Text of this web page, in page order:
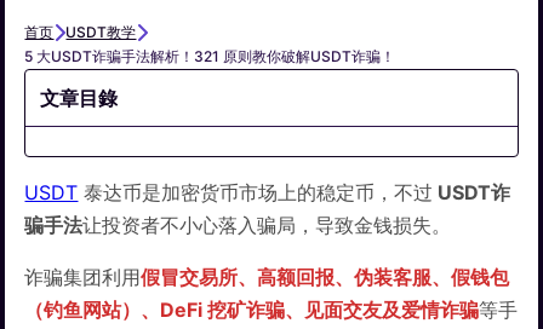
首页
USDT教学
5 大USDT诈骗手法解析！321 原则教你破解USDT诈骗！
文章目錄
USDT 泰达币是加密货币市场上的稳定币，不过 USDT诈
骗手法让投资者不小心落入骗局，导致金钱损失。
诈骗集团利用假冒交易所、高额回报、伪装客服、假钱包
（钓鱼网站）、DeFi 挖矿诈骗、见面交友及爱情诈骗等手